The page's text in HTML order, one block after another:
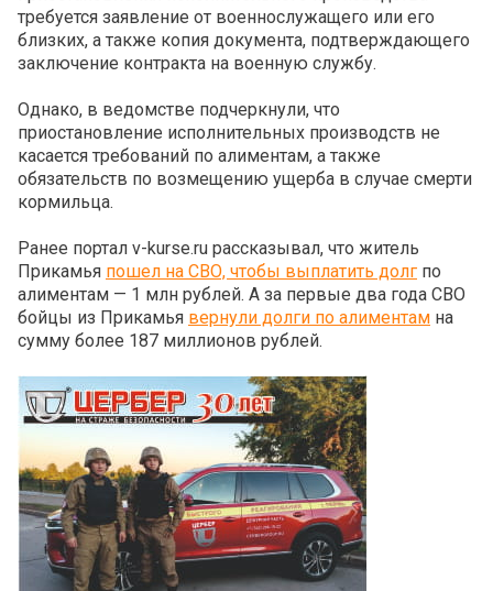
требуется заявление от военнослужащего или его
близких, а также копия документа, подтверждающего
заключение контракта на военную службу.
Однако, в ведомстве подчеркнули, что
приостановление исполнительных производств не
касается требований по алиментам, а также
обязательств по возмещению ущерба в случае смерти
кормильца.
Ранее портал v-kurse.ru рассказывал, что житель
Прикамья пошел на СВО, чтобы выплатить долг по
алиментам — 1 млн рублей. А за первые два года СВО
бойцы из Прикамья вернули долги по алиментам на
сумму более 187 миллионов рублей.